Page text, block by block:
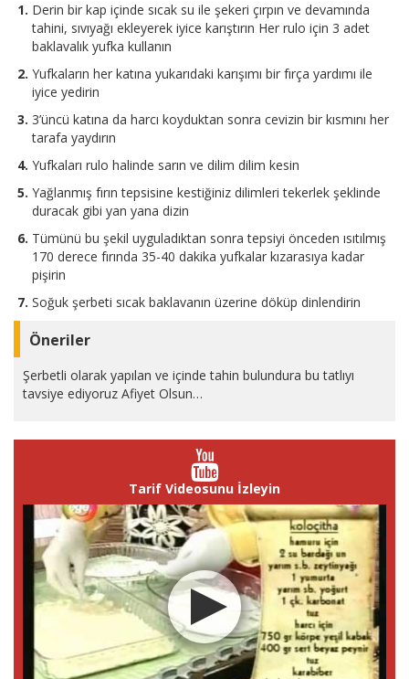
Derin bir kap içinde sıcak su ile şekeri çırpın ve devamında
tahini, sıvıyağı ekleyerek iyice karıştırın Her rulo için 3 adet
baklavalık yufka kullanın
Yufkaların her katına yukarıdaki karışımı bir fırça yardımı ile
iyice yedirin
3’üncü katına da harcı koyduktan sonra cevizin bir kısmını her
tarafa yaydırın
Yufkaları rulo halinde sarın ve dilim dilim kesin
Yağlanmış fırın tepsisine kestiğiniz dilimleri tekerlek şeklinde
duracak gibi yan yana dizin
Tümünü bu şekil uyguladıktan sonra tepsiyi önceden ısıtılmış
170 derece fırında 35-40 dakika yufkalar kızarasıya kadar
pişirin
Soğuk şerbeti sıcak baklavanın üzerine döküp dinlendirin
Öneriler
Şerbetli olarak yapılan ve içinde tahin bulundura bu tatlıyı
tavsiye ediyoruz Afiyet Olsun…
Tarif Videosunu İzleyin